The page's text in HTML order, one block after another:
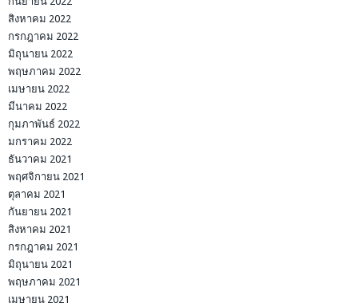
สิงหาคม 2022
กรกฎาคม 2022
มิถุนายน 2022
พฤษภาคม 2022
เมษายน 2022
มีนาคม 2022
กุมภาพันธ์ 2022
มกราคม 2022
ธันวาคม 2021
พฤศจิกายน 2021
ตุลาคม 2021
กันยายน 2021
สิงหาคม 2021
กรกฎาคม 2021
มิถุนายน 2021
พฤษภาคม 2021
เมษายน 2021